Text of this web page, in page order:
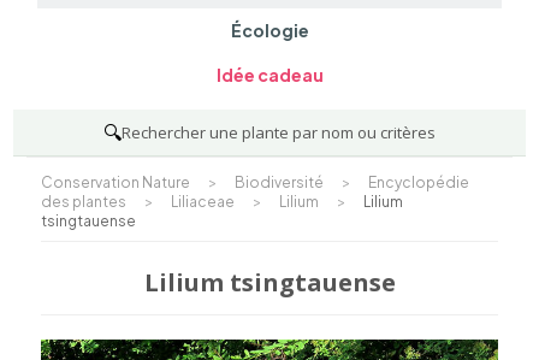
Écologie
Idée cadeau
🔍Rechercher une plante par nom ou critères
Conservation Nature > Biodiversité >
Encyclopédie
des plantes
> Liliaceae > Lilium >
Lilium
tsingtauense
Lilium tsingtauense